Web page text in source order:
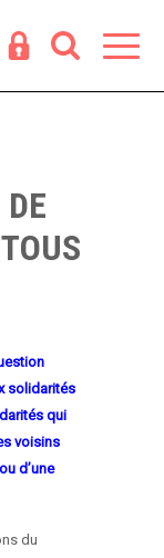
solidarités
qui
voisins
d’une
du